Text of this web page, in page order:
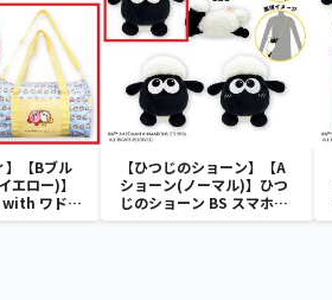
】【Bブル
エロー)】
ワドル
ッグ
【ひつじのショーン】【A
ショーン(ノーマル)】ひつ
じのショーン BS スマホシ
ョーンルダー